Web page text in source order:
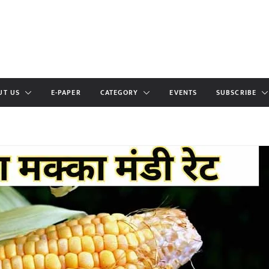
US E-PAPER CATEGORY EVENTS SUBSCRIBE